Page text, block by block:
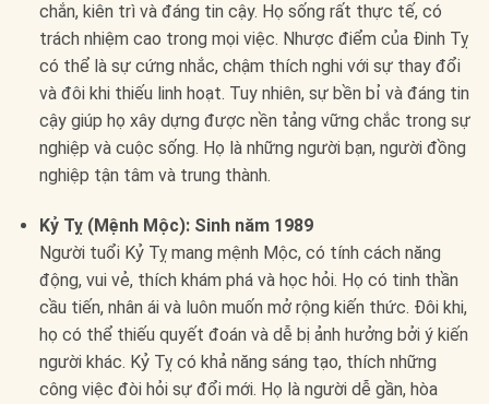
chắn, kiên trì và đáng tin cậy. Họ sống rất thực tế, có
trách nhiệm cao trong mọi việc. Nhược điểm của Đinh Tỵ
có thể là sự cứng nhắc, chậm thích nghi với sự thay đổi
và đôi khi thiếu linh hoạt. Tuy nhiên, sự bền bỉ và đáng tin
cậy giúp họ xây dựng được nền tảng vững chắc trong sự
nghiệp và cuộc sống. Họ là những người bạn, người đồng
nghiệp tận tâm và trung thành.
Kỷ Tỵ (Mệnh Mộc): Sinh năm 1989
Người tuổi Kỷ Tỵ mang mệnh Mộc, có tính cách năng
động, vui vẻ, thích khám phá và học hỏi. Họ có tinh thần
cầu tiến, nhân ái và luôn muốn mở rộng kiến thức. Đôi khi,
họ có thể thiếu quyết đoán và dễ bị ảnh hưởng bởi ý kiến
người khác. Kỷ Tỵ có khả năng sáng tạo, thích những
công việc đòi hỏi sự đổi mới. Họ là người dễ gần, hòa